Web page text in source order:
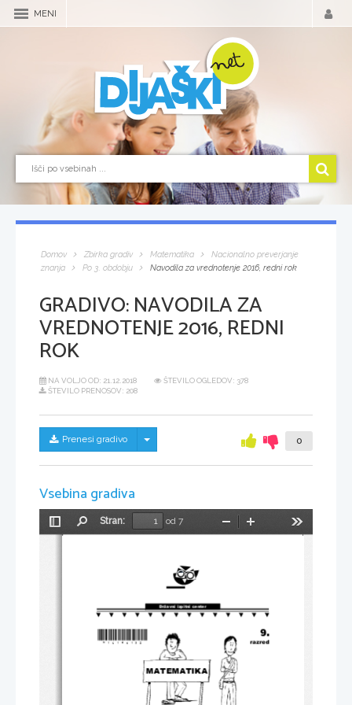
MENI
Domov Zbirka gradiv Matematika
Nacionalno preverjanje
znanja
Po 3. obdobju Navodila za vrednotenje 2016, redni rok
GRADIVO:NAVODILA ZA
VREDNOTENJE 2016, REDNI
ROK
NA VOLJO OD: 21.12.2018
ŠTEVILO OGLEDOV: 378
ŠTEVILO PRENOSOV: 208
Prenesi gradivo Skrij/prikaži meni 0
Vsebina gradiva
Preklopi
Stran:
od 7
Pomanjšaj
MATEMATIKA
9.
razred
Državni izpitni center